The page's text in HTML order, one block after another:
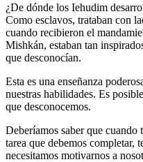
¿De dónde los Iehudim
Como esclavos, trataban con
cuando recibieron el
Mishkán, estaban tan
que desconocían.
Esta es una enseñanza
nuestras habilidades. Es
que desconocemos.
Deberíamos saber que cuando
tarea que debemos completar,
necesitamos motivarnos a